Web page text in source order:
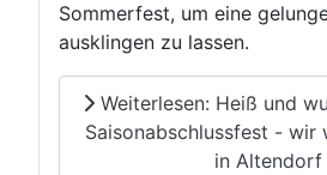
Sommerfest, um eine
ausklingen zu lassen.
Weiterlesen: Heiß und
Saisonabschlussfest - wir
in Altendorf